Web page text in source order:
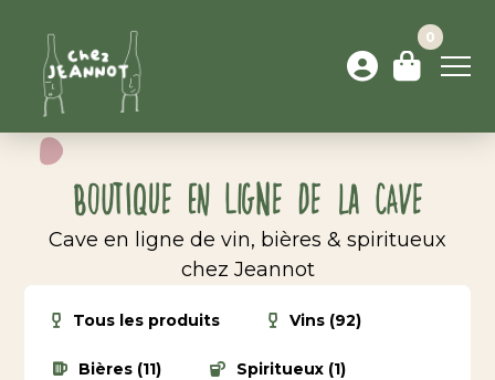
0
Boutique en ligne de la cave
Cave en ligne de vin, bières & spiritueux
chez Jeannot
Tous les produits Vins (92)
Bières (11) Spiritueux (1)